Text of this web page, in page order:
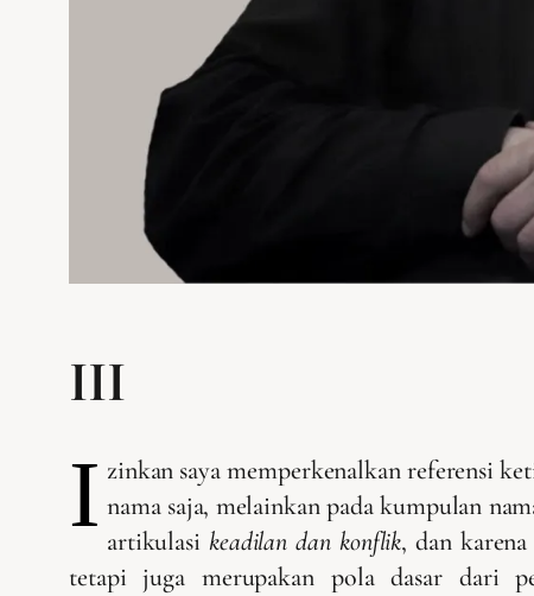
III
I zinkan saya memperkenalkan referensi
nama saja, melainkan pada kumpulan
artikulasi keadilan dan konflik, dan
tetapi juga merupakan pola dasar dari